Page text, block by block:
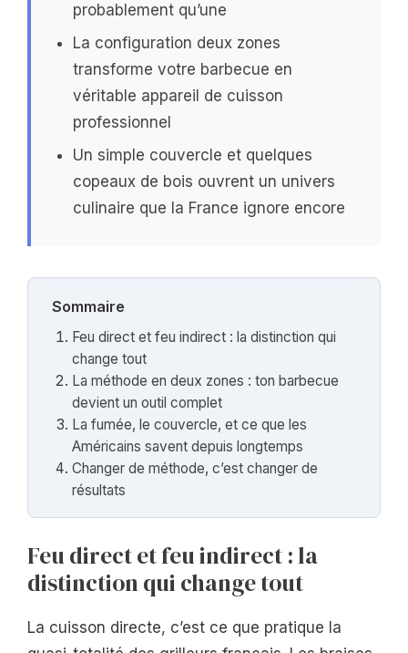
probablement qu’une
La configuration deux zones
transforme votre barbecue en
véritable appareil de cuisson
professionnel
Un simple couvercle et quelques
copeaux de bois ouvrent un univers
culinaire que la France ignore encore
Sommaire
Feu direct et feu indirect : la distinction qui
change tout
La méthode en deux zones : ton barbecue
devient un outil complet
La fumée, le couvercle, et ce que les
Américains savent depuis longtemps
Changer de méthode, c’est changer de
résultats
Feu direct et feu indirect : la
distinction qui change tout
La cuisson directe, c’est ce que pratique la